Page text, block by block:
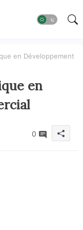
en Développement
en
0